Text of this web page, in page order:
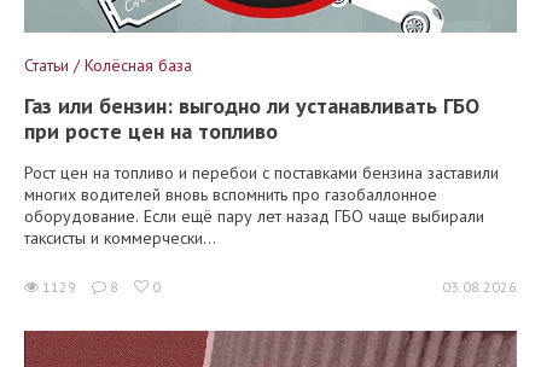
Статьи / Колёсная база
Газ или бензин: выгодно ли устанавливать ГБО
при росте цен на топливо
Рост цен на топливо и перебои с поставками бензина заставили
многих водителей вновь вспомнить про газобаллонное
оборудование. Если ещё пару лет назад ГБО чаще выбирали
таксисты и коммерчески...
1129 8 0 03.08.2026